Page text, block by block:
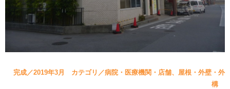
完成／2019年3月 カテゴリ／病院・医療機関・店舗、屋根・外壁・外
構